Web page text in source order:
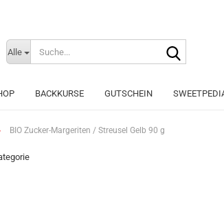
Alle
BACKKURSE GUTSCHEIN
BIO Zucker-Margeriten / Streusel Gelb 90 g